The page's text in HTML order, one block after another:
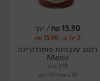
יח׳
15.90
₪/ יח׳
2 יח' ב- 13.90 ₪
רוטב עגבניות פומודורינה
Menu
370 גרם
4.30 ₪ ל-100 גרם